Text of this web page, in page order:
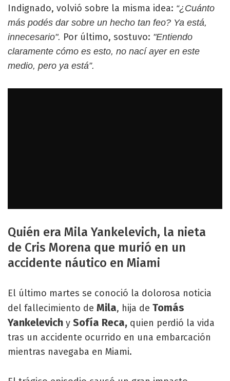
Indignado, volvió sobre la misma idea: “¿Cuánto
más podés dar sobre un hecho tan feo? Ya está,
innecesario". Por último, sostuvo: "Entiendo
claramente cómo es esto, no nací ayer en este
medio, pero ya está”.
Quién era Mila Yankelevich, la nieta
de Cris Morena que murió en un
accidente náutico en Miami
El último martes se conoció la dolorosa noticia
del fallecimiento de Mila, hija de Tomás
Yankelevich y Sofía Reca, quien perdió la vida
tras un accidente ocurrido en una embarcación
mientras navegaba en Miami.